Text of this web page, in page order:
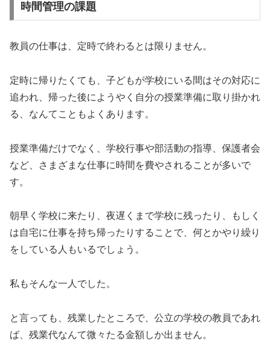
時間管理の課題
教員の仕事は、定時で終わるとは限りません。
定時に帰りたくても、子どもが学校にいる間はその対応に
追われ、帰った後にようやく自分の授業準備に取り掛かれ
る、なんてこともよくあります。
授業準備だけでなく、学校行事や部活動の指導、保護者会
など、さまざまな仕事に時間を費やされることが多いで
す。
朝早く学校に来たり、夜遅くまで学校に残ったり、もしく
は自宅に仕事を持ち帰ったりすることで、何とかやり繰り
をしている人もいるでしょう。
私もそんな一人でした。
と言っても、残業したところで、公立の学校の教員であれ
ば、残業代なんて微々たる金額しか出ません。